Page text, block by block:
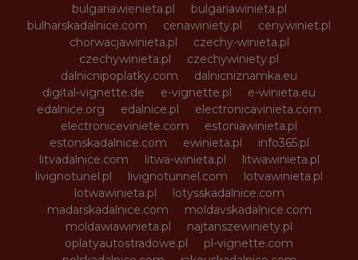
bulgariawienieta.pl
bulgariawinieta.pl
bulharskadalnice.com
cenawiniety.pl
cenywiniet.pl
chorwacjawinieta.pl
czechy-winieta.pl
czechywinieta.pl
czechywiniety.pl
dalnicnipoplatky.com
dalnicniznamka.eu
digital-vignette.de
e-vignette.pl
e-winieta.eu
edalnice.org
edalnice.pl
electronicavinieta.com
electroniceviniete.com
estoniawinieta.pl
estonskadalnice.com
ewinieta.pl
info365.pl
litvadalnice.com
litwa-winieta.pl
litwawinieta.pl
livignotunel.pl
livignotunnel.com
lotvawinieta.pl
lotwawinieta.pl
lotysskadalnice.com
madarskadalnice.com
moldavskadalnice.com
moldawiawinieta.pl
najtanszewiniety.pl
oplatyautostradowe.pl
pl-vignette.com